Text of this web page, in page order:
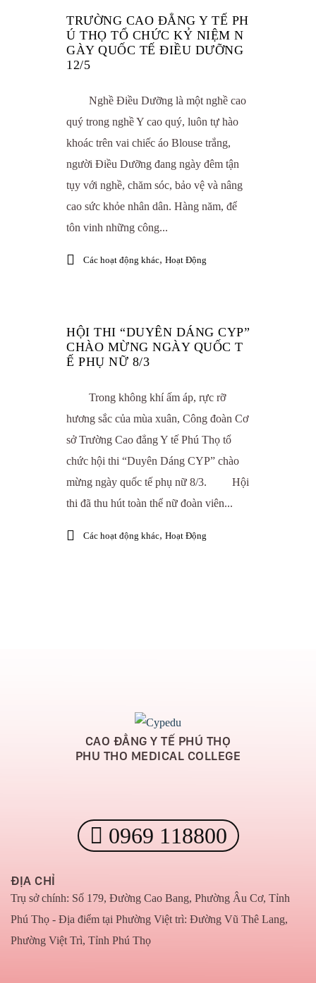
TRƯỜNG CAO ĐẲNG Y TẾ PH
Ú THỌ TỔ CHỨC KỶ NIỆM N
GÀY QUỐC TẾ ĐIỀU DƯỠNG
12/5
Nghề Điều Dưỡng là một nghề cao
quý trong nghề Y cao quý, luôn tự hào
khoác trên vai chiếc áo Blouse trắng,
người Điều Dưỡng đang ngày đêm tận
tụy với nghề, chăm sóc, bảo vệ và nâng
cao sức khỏe nhân dân. Hàng năm, để
tôn vinh những công...
Các hoạt động khác, Hoạt Động
HỘI THI “DUYÊN DÁNG CYP”
CHÀO MỪNG NGÀY QUỐC T
Ế PHỤ NỮ 8/3
Trong không khí ấm áp, rực rỡ
hương sắc của mùa xuân, Công đoàn Cơ
sở Trường Cao đẳng Y tế Phú Thọ tổ
chức hội thi “Duyên Dáng CYP” chào
mừng ngày quốc tế phụ nữ 8/3. Hội
thi đã thu hút toàn thể nữ đoàn viên...
Các hoạt động khác, Hoạt Động
CAO ĐẲNG Y TẾ PHÚ THỌ
PHU THO MEDICAL COLLEGE
0969 118800
ĐỊA CHỈ
Trụ sở chính: Số 179, Đường Cao Bang, Phường Âu Cơ, Tỉnh
Phú Thọ - Địa điểm tại Phường Việt trì: Đường Vũ Thê Lang,
Phường Việt Trì, Tỉnh Phú Thọ